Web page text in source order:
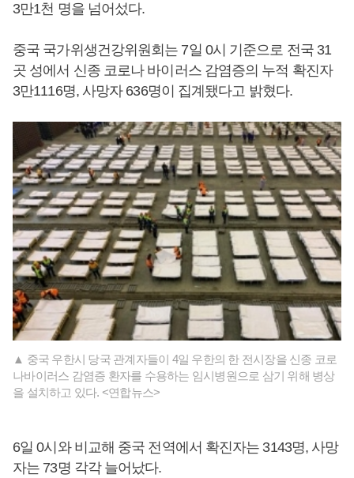
3만1천 명을 넘어섰다.
중국 국가위생건강위원회는 7일 0시 기준으로 전국 31
곳 성에서 신종 코로나 바이러스 감염증의 누적 확진자
3만1116명, 사망자 636명이 집계됐다고 밝혔다.
▲ 중국 우한시 당국 관계자들이 4일 우한의 한 전시장을 신종 코로
나바이러스 감염증 환자를 수용하는 임시병원으로 삼기 위해 병상
을 설치하고 있다. <연합뉴스>
6일 0시와 비교해 중국 전역에서 확진자는 3143명, 사망
자는 73명 각각 늘어났다.